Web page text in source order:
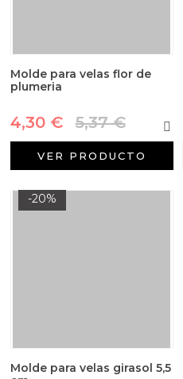
Molde para velas flor de
plumeria
4,30 € 5,37 €
VER PRODUCTO
-20%
Molde para velas girasol 5,5